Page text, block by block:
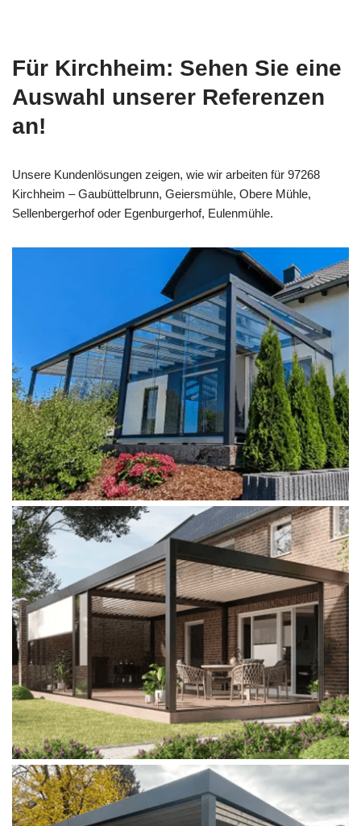
Für Kirchheim: Sehen Sie eine
Auswahl unserer Referenzen
an!
Unsere Kundenlösungen zeigen, wie wir arbeiten für 97268
Kirchheim – Gaubüttelbrunn, Geiersmühle, Obere Mühle,
Sellenbergerhof oder Egenburgerhof, Eulenmühle.